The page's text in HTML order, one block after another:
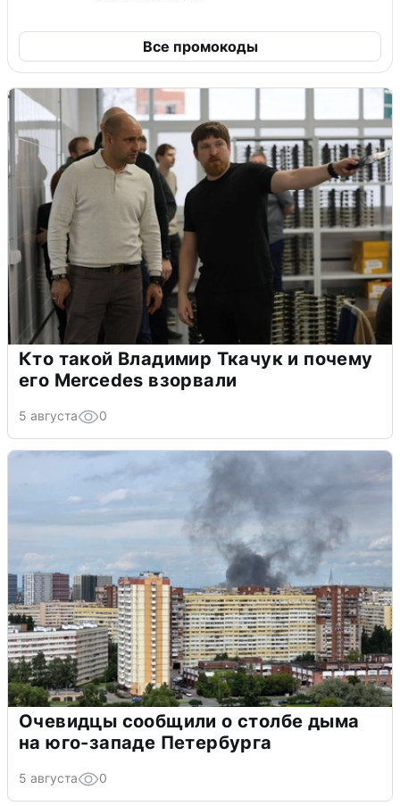
Все промокоды
Кто такой Владимир Ткачук и почему
его Mercedes взорвали
5 августа 0
Очевидцы сообщили о столбе дыма
на юго-западе Петербурга
5 августа 0